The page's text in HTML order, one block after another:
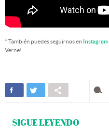
* También puedes seguirnos en Instagram
Verne!
SIGUE LEYENDO